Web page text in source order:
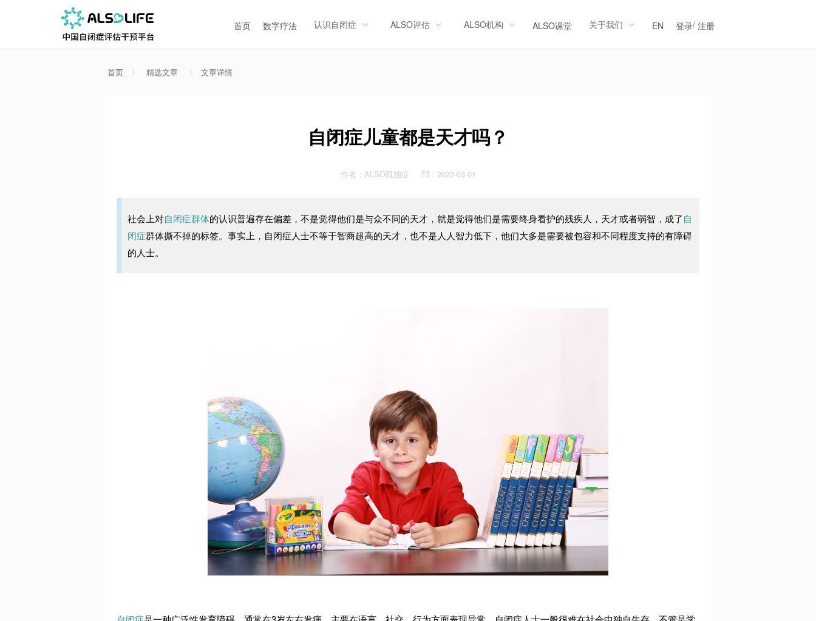
首页 数字疗法 认识自闭症 ALSO评估 ALSO机构 ALSO课堂 关于我们 EN 登录/ 注册
首页 精选文章 文章详情
自闭症儿童都是天才吗？
作者： ALSO孤独症 ： 2022-03-01
社会上对自闭症群体的认识普遍存在偏差，不是觉得他们是与众不同的天才，就是觉得他们是需要终身看护的残疾人，天才或者弱智，成了自
闭症群体撕不掉的标签。事实上，自闭症人士不等于智商超高的天才，也不是人人智力低下，他们大多是需要被包容和不同程度支持的有障碍
的人士。